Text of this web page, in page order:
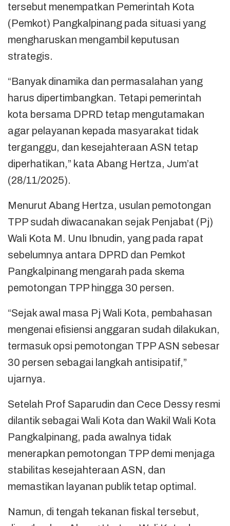
tersebut menempatkan Pemerintah Kota
(Pemkot) Pangkalpinang pada situasi yang
mengharuskan mengambil keputusan
strategis.
“Banyak dinamika dan permasalahan yang
harus dipertimbangkan. Tetapi pemerintah
kota bersama DPRD tetap mengutamakan
agar pelayanan kepada masyarakat tidak
terganggu, dan kesejahteraan ASN tetap
diperhatikan,” kata Abang Hertza, Jum’at
(28/11/2025).
Menurut Abang Hertza, usulan pemotongan
TPP sudah diwacanakan sejak Penjabat (Pj)
Wali Kota M. Unu Ibnudin, yang pada rapat
sebelumnya antara DPRD dan Pemkot
Pangkalpinang mengarah pada skema
pemotongan TPP hingga 30 persen.
“Sejak awal masa Pj Wali Kota, pembahasan
mengenai efisiensi anggaran sudah dilakukan,
termasuk opsi pemotongan TPP ASN sebesar
30 persen sebagai langkah antisipatif,”
ujarnya.
Setelah Prof Saparudin dan Cece Dessy resmi
dilantik sebagai Wali Kota dan Wakil Wali Kota
Pangkalpinang, pada awalnya tidak
menerapkan pemotongan TPP demi menjaga
stabilitas kesejahteraan ASN, dan
memastikan layanan publik tetap optimal.
Namun, di tengah tekanan fiskal tersebut,